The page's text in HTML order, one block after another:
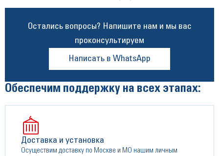
Остались вопросы? Напишите нам и мы вас
проконсультируем
Написать в WhatsApp
Обеспечим поддержку на всех этапах:
Доставка и установка
Осуществим доставку по Москве и МО нашим личным